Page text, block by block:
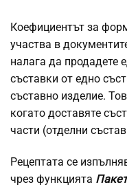
Коефициентът за
участва в
налага да продадете
съставки от едно
съставно изделие.
когато доставяте
части (отделни
Рецептата се
чрез функцията